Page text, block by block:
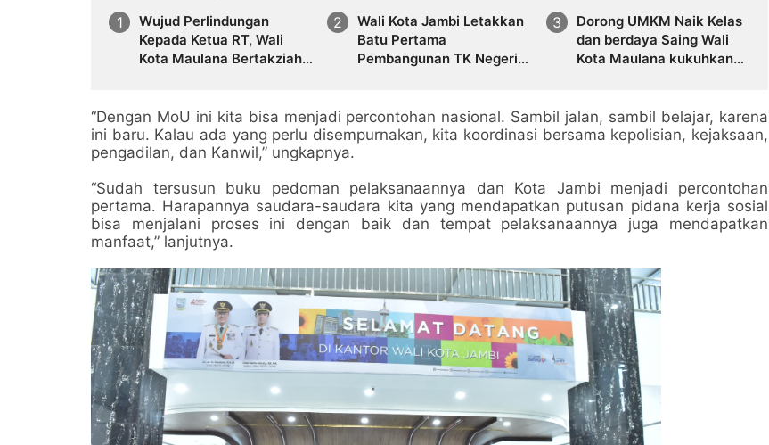
Wujud Perlindungan
Kepada Ketua RT, Wali
Kota Maulana Bertakziah
Ahli Waris
Wali Kota Jambi Letakkan
Batu Pertama
Pembangunan TK Negeri
Berkualitas
Dorong UMKM Naik Kelas
dan berdaya Saing Wali
Kota Maulana kukuhkan
“Dengan MoU ini kita bisa menjadi percontohan nasional. Sambil jalan, sambil belajar, karena
ini baru. Kalau ada yang perlu disempurnakan, kita koordinasi bersama kepolisian, kejaksaan,
pengadilan, dan Kanwil,” ungkapnya.
“Sudah tersusun buku pedoman pelaksanaannya dan Kota Jambi menjadi percontohan
pertama. Harapannya saudara-saudara kita yang mendapatkan putusan pidana kerja sosial
bisa menjalani proses ini dengan baik dan tempat pelaksanaannya juga mendapatkan
manfaat,” lanjutnya.